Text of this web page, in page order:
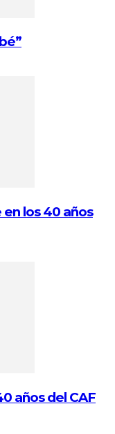
los 40 años
años del CAF